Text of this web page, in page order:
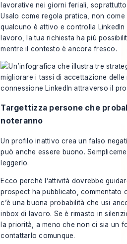
lavorative nei giorni feriali,
Usalo come regola pratica, non come
qualcuno è attivo e controlla LinkedIn
lavoro, la tua richiesta ha più
mentre il contesto è ancora fresco.
Targettizza persone che
noteranno
Un profilo inattivo crea un falso
può anche essere buono.
leggerlo.
Ecco perché l’attività dovrebbe
prospect ha pubblicato, commentato
c’è una buona probabilità che usi
inbox di lavoro. Se è rimasto in
la priorità, a meno che non ci sia un
contattarlo comunque.